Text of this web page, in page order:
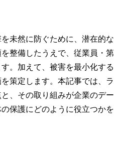
未然に防ぐために、潜在的な
整備したうえで、従業員・第
。加えて、被害を最小化する
策定します。本記事では、ラ
、その取り組みが企業のデー
保護にどのように役立つかを